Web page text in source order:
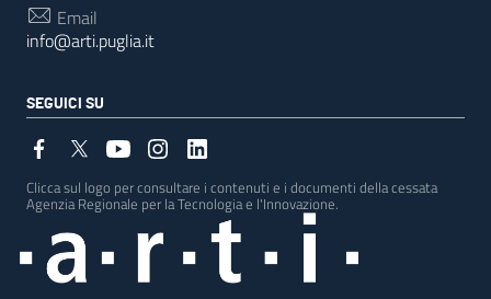
Email
info@arti.puglia.it
SEGUICI SU
Clicca sul logo per consultare i contenuti e i documenti della cessata
Agenzia Regionale per la Tecnologia e l'Innovazione.